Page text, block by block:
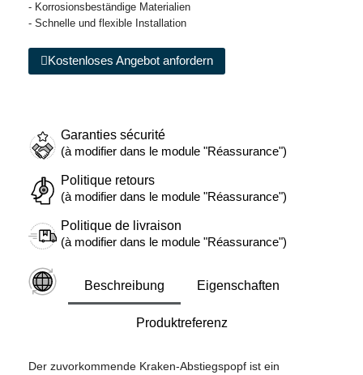
- Korrosionsbeständige Materialien
- Schnelle und flexible Installation
Kostenloses Angebot anfordern
Garanties sécurité
(à modifier dans le module "Réassurance")
Politique retours
(à modifier dans le module "Réassurance")
Politique de livraison
(à modifier dans le module "Réassurance")
Beschreibung Eigenschaften
Produktreferenz
Der zuvorkommende Kraken-Abstiegspopf ist ein